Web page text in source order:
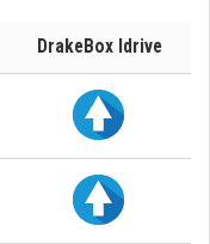
DrakeBox Idrive